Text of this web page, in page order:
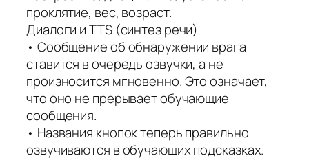
проклятие, вес, возраст.
Диалоги и TTS (синтез речи)
• Сообщение об обнаружении врага
ставится в очередь озвучки, а не
произносится мгновенно. Это означает,
что оно не прерывает обучающие
сообщения.
• Названия кнопок теперь правильно
озвучиваются в обучающих подсказках.